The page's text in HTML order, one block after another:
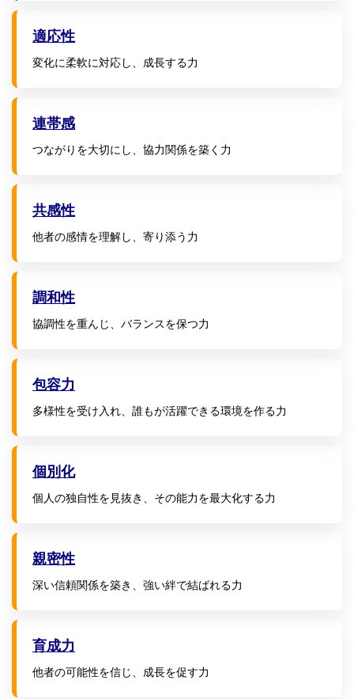
適応性
変化に柔軟に対応し、成長する力
連帯感
つながりを大切にし、協力関係を築く力
共感性
他者の感情を理解し、寄り添う力
調和性
協調性を重んじ、バランスを保つ力
包容力
多様性を受け入れ、誰もが活躍できる環境を作る力
個別化
個人の独自性を見抜き、その能力を最大化する力
親密性
深い信頼関係を築き、強い絆で結ばれる力
育成力
他者の可能性を信じ、成長を促す力